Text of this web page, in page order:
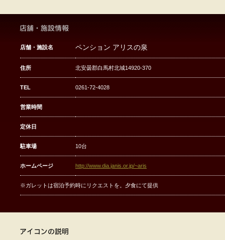
店舗・施設名 ペンション アリスの泉
住所 北安曇郡白馬村北城14920-370
TEL 0261-72-4028
営業時間
定休日
駐車場 10台
ホームページ http://www.dia.janis.or.jp/~aris
※ガレットは宿泊予約時にリクエストを。夕食にて提供